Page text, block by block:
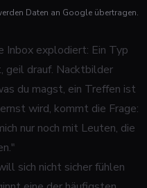
Daten an Google übertragen.
Inbox explodiert: Ein Typ
geil drauf. Nacktbilder
du magst, ein Treffen ist
wird, kommt die Frage:
nur noch mit Leuten, die
sich nicht sicher fühlen